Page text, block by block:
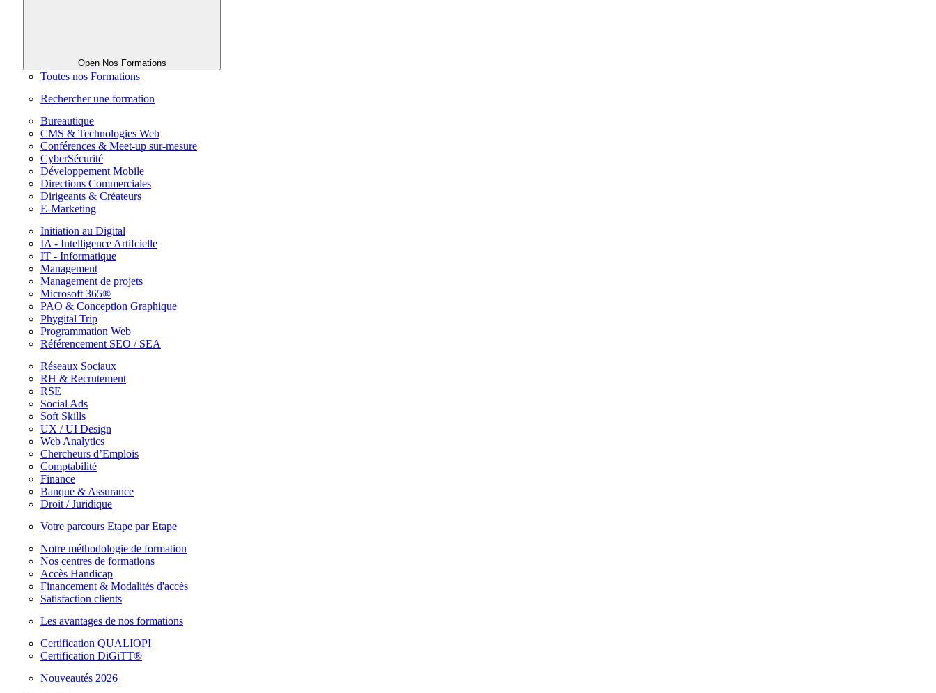
Open Nos Formations
Toutes nos Formations
Rechercher une formation
Bureautique
CMS & Technologies Web
Conférences & Meet-up sur-mesure
CyberSécurité
Développement Mobile
Directions Commerciales
Dirigeants & Créateurs
E-Marketing
Initiation au Digital
IA - Intelligence Artifcielle
IT - Informatique
Management
Management de projets
Microsoft 365®
PAO & Conception Graphique
Phygital Trip
Programmation Web
Référencement SEO / SEA
Réseaux Sociaux
RH & Recrutement
RSE
Social Ads
Soft Skills
UX / UI Design
Web Analytics
Chercheurs d’Emplois
Comptabilité
Finance
Banque & Assurance
Droit / Juridique
Votre parcours Etape par Etape
Notre méthodologie de formation
Nos centres de formations
Accès Handicap
Financement & Modalités d'accès
Satisfaction clients
Les avantages de nos formations
Certification QUALIOPI
Certification DiGiTT®
Nouveautés 2026